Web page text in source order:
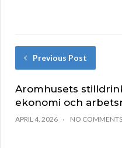
Previous Post
Aromhusets
ekonomi och
APRIL 4, 2026 NO COMMENTS